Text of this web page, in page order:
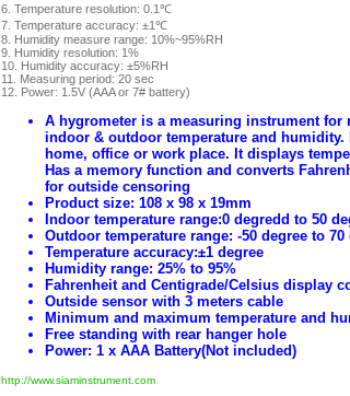
6. Temperature resolution: 0.1℃
7. Temperature accuracy: ±1℃
8. Humidity measure range: 10%~95%RH
9. Humidity resolution: 1%
10. Humidity accuracy: ±5%RH
11. Measuring period: 20 sec
12. Power: 1.5V (AAA or 7# battery)
A hygrometer is a measuring instrument
indoor & outdoor temperature and
home, office or work place. It displays
Has a memory function and converts
for outside censoring
Product size: 108 x 98 x 19mm
Indoor temperature range:0 degredd to 50
Outdoor temperature range: -50 degree to 70
Temperature accuracy:±1 degree
Humidity range: 25% to 95%
Fahrenheit and Centigrade/Celsius display
Outside sensor with 3 meters cable
Minimum and maximum temperature and
Free standing with rear hanger hole
Power: 1 x AAA Battery(Not included)
http://www.siaminstrument.com